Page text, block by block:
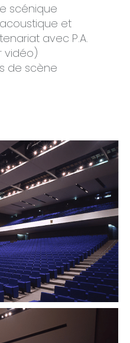
scénique
et
avec P.A.
vidéo)
de scène